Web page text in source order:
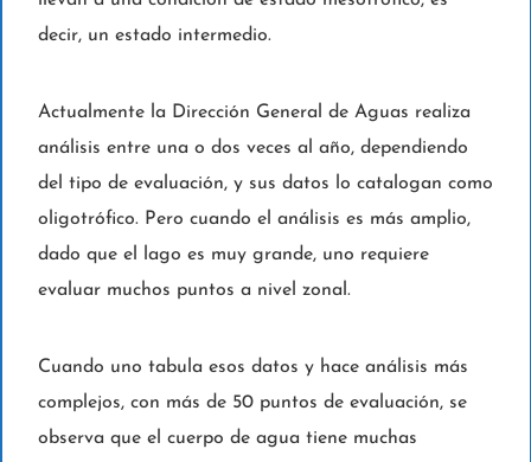
decir, un estado intermedio.
Actualmente la Dirección General de Aguas realiza
análisis entre una o dos veces al año, dependiendo
del tipo de evaluación, y sus datos lo catalogan como
oligotrófico. Pero cuando el análisis es más amplio,
dado que el lago es muy grande, uno requiere
evaluar muchos puntos a nivel zonal.
Cuando uno tabula esos datos y hace análisis más
complejos, con más de 50 puntos de evaluación, se
observa que el cuerpo de agua tiene muchas